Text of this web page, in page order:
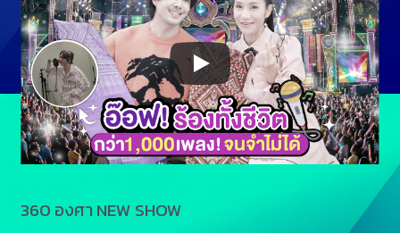
360 องศา NEW SHOW